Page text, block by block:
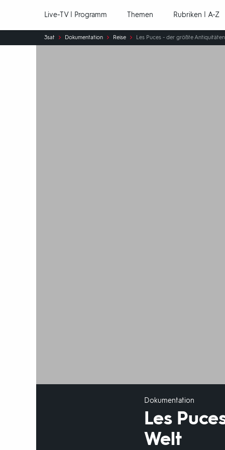
Live-TV | Programm Themen Rubriken | A-Z
Sie
sind
3sat Dokumentation Reise Les Puces - der größte
Dokumentation
Les
Welt